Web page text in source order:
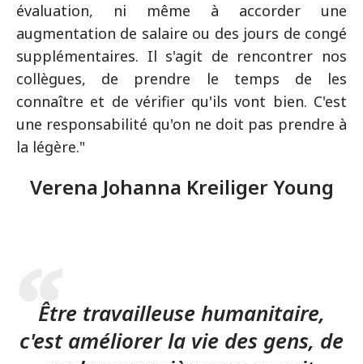
évaluation, ni même à accorder une
augmentation de salaire ou des jours de congé
supplémentaires. Il s'agit de rencontrer nos
collègues, de prendre le temps de les
connaître et de vérifier qu'ils vont bien. C'est
une responsabilité qu'on ne doit pas prendre à
la légère."
Verena Johanna Kreiliger Young
Être travailleuse humanitaire,
c'est améliorer la vie des gens, de